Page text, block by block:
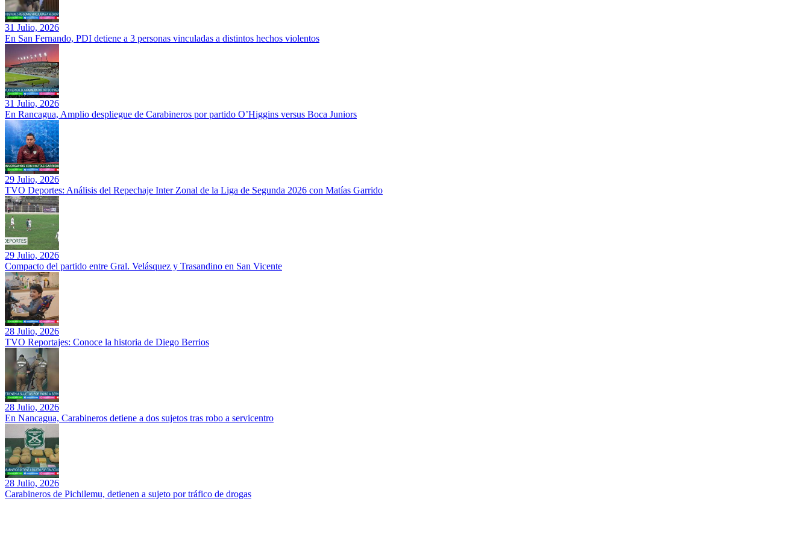
31 Julio, 2026
En San Fernando, PDI detiene a 3 personas vinculadas a distintos hechos violentos
31 Julio, 2026
En Rancagua, Amplio despliegue de Carabineros por partido O’Higgins versus Boca Juniors
29 Julio, 2026
TVO Deportes: Análisis del Repechaje Inter Zonal de la Liga de Segunda 2026 con Matías Garrido
29 Julio, 2026
Compacto del partido entre Gral. Velásquez y Trasandino en San Vicente
28 Julio, 2026
TVO Reportajes: Conoce la historia de Diego Berrios
28 Julio, 2026
En Nancagua, Carabineros detiene a dos sujetos tras robo a servicentro
28 Julio, 2026
Carabineros de Pichilemu, detienen a sujeto por tráfico de drogas